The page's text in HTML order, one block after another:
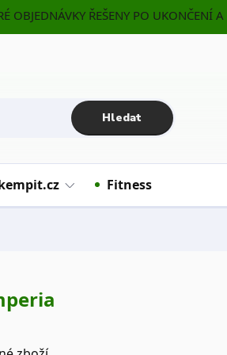
ŘEŠENY PO UKONČENÍ
Hledat
Fitness